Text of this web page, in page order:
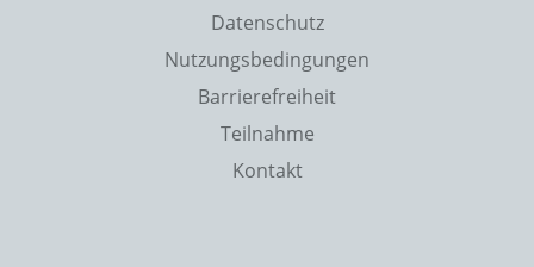
Datenschutz
Nutzungsbedingungen
Barrierefreiheit
Teilnahme
Kontakt